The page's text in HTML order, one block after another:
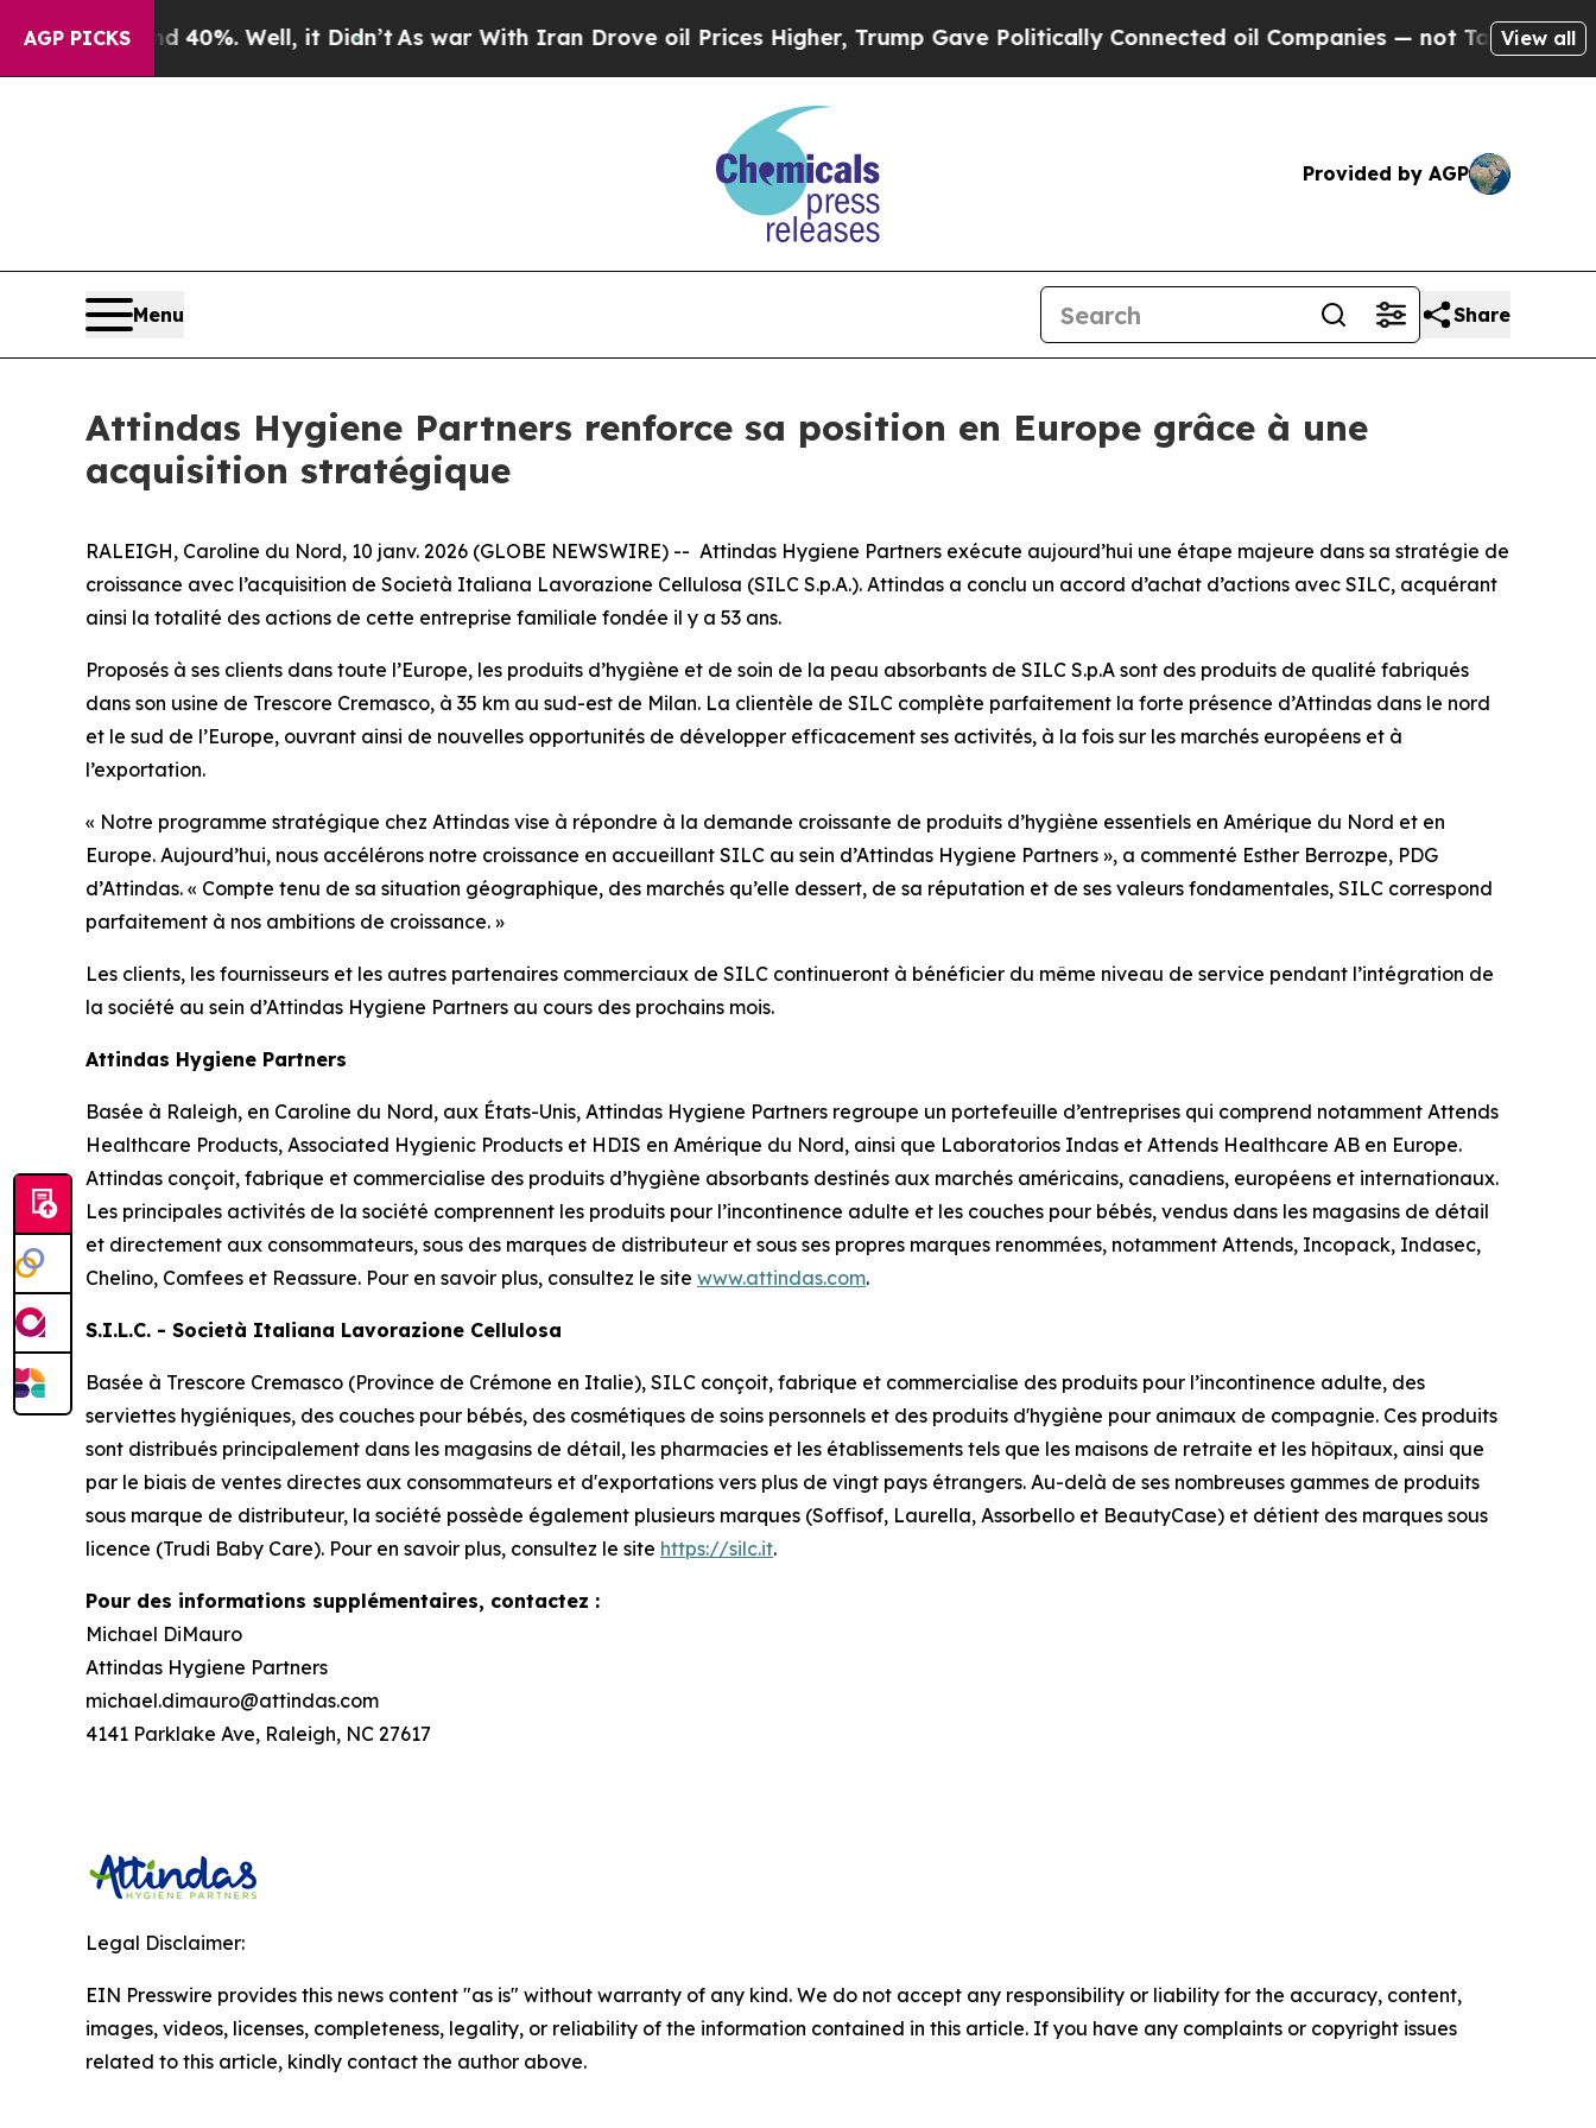
AGP PICKS
Around 40%. Well, it Didn’tAs war With Iran Drove oil Prices Higher, Trump Gave Politically Connected oil Companies — not Taxpayers — the
View all
Provided by AGP
Menu Share
Attindas Hygiene Partners renforce sa position en Europe grâce à une
acquisition stratégique
RALEIGH, Caroline du Nord, 10 janv. 2026 (GLOBE NEWSWIRE) -- Attindas Hygiene Partners exécute aujourd’hui une étape majeure dans sa stratégie de
croissance avec l’acquisition de Società Italiana Lavorazione Cellulosa (SILC S.p.A.). Attindas a conclu un accord d’achat d’actions avec SILC, acquérant
ainsi la totalité des actions de cette entreprise familiale fondée il y a 53 ans.
Proposés à ses clients dans toute l’Europe, les produits d’hygiène et de soin de la peau absorbants de SILC S.p.A sont des produits de qualité fabriqués
dans son usine de Trescore Cremasco, à 35 km au sud-est de Milan. La clientèle de SILC complète parfaitement la forte présence d’Attindas dans le nord
et le sud de l’Europe, ouvrant ainsi de nouvelles opportunités de développer efficacement ses activités, à la fois sur les marchés européens et à
l’exportation.
« Notre programme stratégique chez Attindas vise à répondre à la demande croissante de produits d’hygiène essentiels en Amérique du Nord et en
Europe. Aujourd’hui, nous accélérons notre croissance en accueillant SILC au sein d’Attindas Hygiene Partners », a commenté Esther Berrozpe, PDG
d’Attindas. « Compte tenu de sa situation géographique, des marchés qu’elle dessert, de sa réputation et de ses valeurs fondamentales, SILC correspond
parfaitement à nos ambitions de croissance. »
Les clients, les fournisseurs et les autres partenaires commerciaux de SILC continueront à bénéficier du même niveau de service pendant l’intégration de
la société au sein d’Attindas Hygiene Partners au cours des prochains mois.
Attindas Hygiene Partners
Basée à Raleigh, en Caroline du Nord, aux États-Unis, Attindas Hygiene Partners regroupe un portefeuille d’entreprises qui comprend notamment Attends
Healthcare Products, Associated Hygienic Products et HDIS en Amérique du Nord, ainsi que Laboratorios Indas et Attends Healthcare AB en Europe.
Attindas conçoit, fabrique et commercialise des produits d’hygiène absorbants destinés aux marchés américains, canadiens, européens et internationaux.
Les principales activités de la société comprennent les produits pour l’incontinence adulte et les couches pour bébés, vendus dans les magasins de détail
et directement aux consommateurs, sous des marques de distributeur et sous ses propres marques renommées, notamment Attends, Incopack, Indasec,
Chelino, Comfees et Reassure. Pour en savoir plus, consultez le site www.attindas.com.
S.I.L.C. - Società Italiana Lavorazione Cellulosa
Basée à Trescore Cremasco (Province de Crémone en Italie), SILC conçoit, fabrique et commercialise des produits pour l’incontinence adulte, des
serviettes hygiéniques, des couches pour bébés, des cosmétiques de soins personnels et des produits d'hygiène pour animaux de compagnie. Ces produits
sont distribués principalement dans les magasins de détail, les pharmacies et les établissements tels que les maisons de retraite et les hôpitaux, ainsi que
par le biais de ventes directes aux consommateurs et d'exportations vers plus de vingt pays étrangers. Au-delà de ses nombreuses gammes de produits
sous marque de distributeur, la société possède également plusieurs marques (Soffisof, Laurella, Assorbello et BeautyCase) et détient des marques sous
licence (Trudi Baby Care). Pour en savoir plus, consultez le site https://silc.it.
Pour des informations supplémentaires, contactez :
Michael DiMauro
Attindas Hygiene Partners
michael.dimauro@attindas.com
4141 Parklake Ave, Raleigh, NC 27617
Legal Disclaimer:
EIN Presswire provides this news content "as is" without warranty of any kind. We do not accept any responsibility or liability for the accuracy, content,
images, videos, licenses, completeness, legality, or reliability of the information contained in this article. If you have any complaints or copyright issues
related to this article, kindly contact the author above.